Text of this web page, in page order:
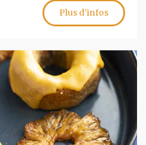
Plus d'infos